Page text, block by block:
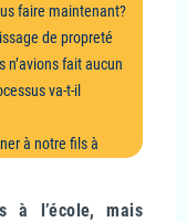
faire maintenant?
de propreté
n’avions fait aucun
va-t-il
à notre fils à
à l’école, mais